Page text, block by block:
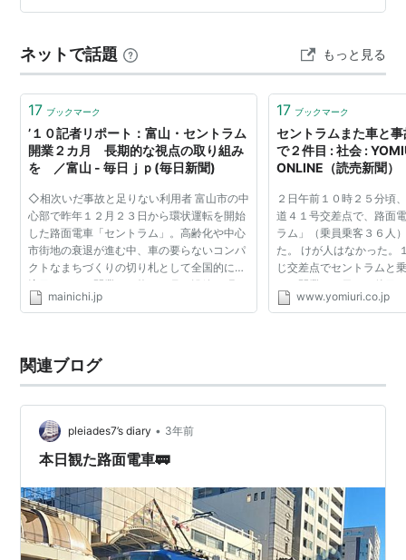
ーターで上がった2階から美術館部がスタート。 その2階
木造りの構造が独特。 6回まで上って見下ろすと、そう
ではな…
ネットで話題 もっと見る
17 ブックマーク
’１０記者リポート：富山・セントラム
開業２カ月 長期的な視点の取り組み
を ／富山 - 毎日ｊｐ(毎日新聞)
◇相次いだ事故と足りない利用者 富山市の中
心部で昨年１２月２３日から環状運転を開始
した路面電車「セントラム」。高齢化や中心
市街地の衰退が進む中、車の要らないコンパ
クトなまちづくりの切り札として全国的にも
注目された。開業から約２カ月。沿線の町で
何か変化はあったのか。またどんな課題が見
mainichi.jp
17 ブックマーク
セントラムまた車と
で２件目 : 社会 :
ONLINE（読売新聞）
２日午前１０時２５分頃
道４１号交差点で、路面
ラム」（乗員乗客３６人
た。 けが人はなかった。
じ交差点でセントラムと
り、開業１１日で２件目
の発表によると、同市の
www.yomiuri.co.jp
関連ブログ
pleiades7’s diary • 3年前
本日観た路面電車🚃